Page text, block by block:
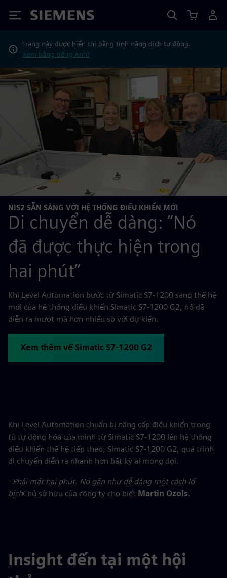
Siemens
Trang này được hiển thị bằng tính năng dịch tự động.
Xem bằng tiếng Anh?
NIS2 SẴN SÀNG VỚI HỆ THỐNG ĐIỀU KHIỂN MỚI
Di chuyển dễ dàng: “Nó
đã được thực hiện trong
hai phút”
Khi Level Automation bước từ Simatic S7-1200 sang thế hệ
mới của hệ thống điều khiển Simatic S7-1200 G2, nó đã
diễn ra mượt mà hơn nhiều so với dự kiến.
Xem thêm về Simatic S7-1200 G2
Khi Level Automation chuẩn bị nâng cấp điều khiển trong
tủ tự động hóa của mình từ Simatic S7-1200 lên hệ thống
điều khiển thế hệ tiếp theo, Simatic S7-1200 G2, quá trình
di chuyển diễn ra nhanh hơn bất kỳ ai mong đợi.
- Phải mất hai phút. Nó gần như dễ dàng một cách lố
bịchChủ sở hữu của công ty cho biết Martin Ozols.
Insight đến tại một hội